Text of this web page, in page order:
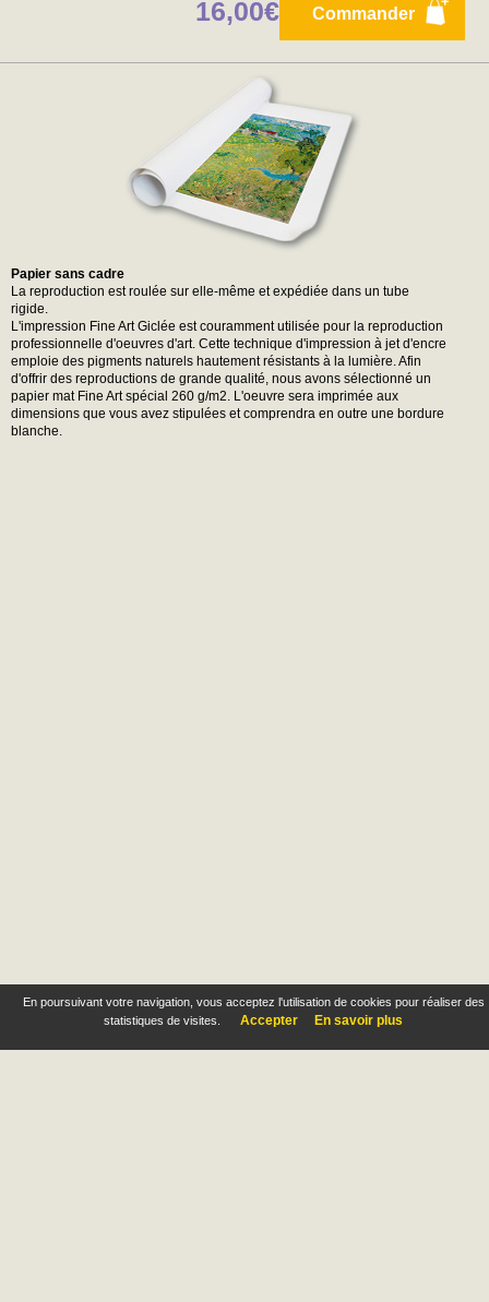
En poursuivant votre navigation, vous acceptez l'utilisation de cookies pour réaliser des
statistiques de visites.
Accepter En savoir plus
Commander
16,00€
Papier sans cadre
La reproduction est roulée sur elle-même et expédiée dans un tube
rigide.
L'impression Fine Art Giclée est couramment utilisée pour la reproduction
professionnelle d'oeuvres d'art. Cette technique d'impression à jet d'encre
emploie des pigments naturels hautement résistants à la lumière. Afin
d'offrir des reproductions de grande qualité, nous avons sélectionné un
papier mat Fine Art spécial 260 g/m2. L'oeuvre sera imprimée aux
dimensions que vous avez stipulées et comprendra en outre une bordure
blanche.